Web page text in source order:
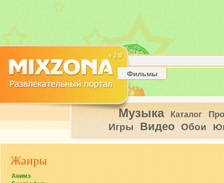
Фильмы
Музыка Каталог
Игры Видео Обои
Жанры
Анимэ